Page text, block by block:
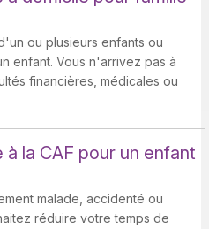
ou plusieurs enfants ou
enfant. Vous n'arrivez pas à
financières, médicales ou
la CAF pour un enfant
malade, accidenté ou
réduire votre temps de